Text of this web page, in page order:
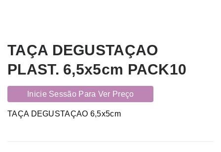
TAÇA DEGUSTAÇAO
PLAST. 6,5x5cm PACK10
Inicie Sessão Para Ver Preço
TAÇA DEGUSTAÇAO 6,5x5cm